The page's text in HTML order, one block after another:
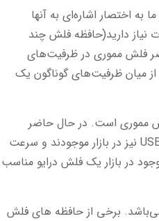
اختصار اشاره‌ای به آنها
دارید(حافظه فلش چند
فلش مموری در ظرفیت‌های
خود از میان ظرفیت‌های گوناگون یک
مموری است. در حال حاضر
بیشتر فلش مموری های موجود در بازار از رابط USB2.0 بهره می‌برند و البته نسخه‌های USB3.0 نیز در بازار موجودند و سرعت
در بازار یک فلش درایو مناسب
برخی از حافظه های فلش